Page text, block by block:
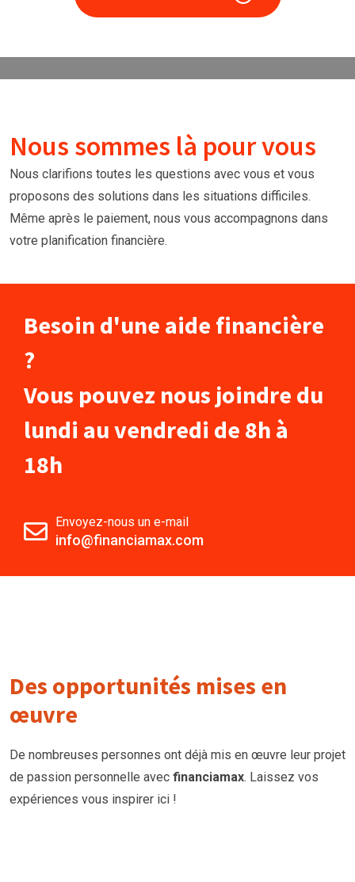
Nous sommes là pour vous
Nous clarifions toutes les questions avec vous et vous
proposons des solutions dans les situations difficiles.
Même après le paiement, nous vous accompagnons dans
votre planification financière.
Besoin d'une aide financière
?
Vous pouvez nous joindre du
lundi au vendredi de 8h à
18h
Envoyez-nous un e-mail
info@financiamax.com
Des opportunités mises en
œuvre
De nombreuses personnes ont déjà mis en œuvre leur projet
de passion personnelle avec financiamax. Laissez vos
expériences vous inspirer ici !